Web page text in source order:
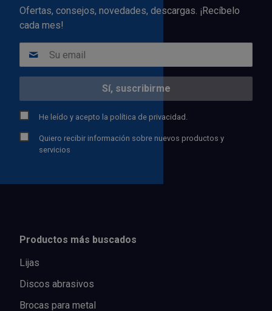
Ofertas, consejos, novedades, descargas. ¡Recíbelo
cada mes!
He leído y acepto la política de privacidad.
Quiero recibir información sobre nuevos productos y
servicios
Productos más buscados
Lijas
Discos abrasivos
Brocas para metal